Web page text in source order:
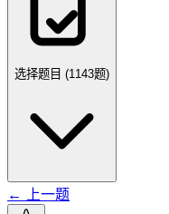
选择题目 (1143题)
← 上一题